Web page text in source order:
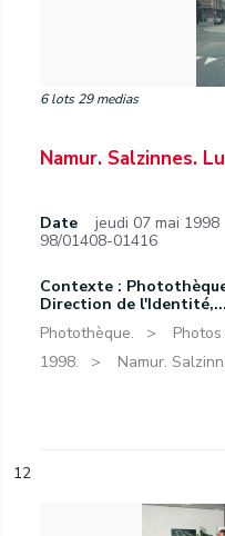
6 lots 29 medias
Namur. Salzinnes.
Date jeudi 07 mai 1998
98/01408-01416
Contexte :
Direction de l'Identité,...
Photothèque.
1998.
Namur.
12